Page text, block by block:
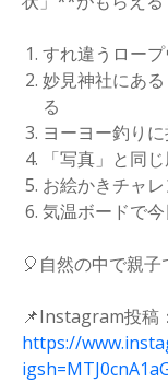
すれ違うロー
妙見神社にあ
る
ヨーヨー釣り
「写真」と同
お絵かきチャ
気温ボードで
🎈自然の中で親
📌Instagram投稿：
https://